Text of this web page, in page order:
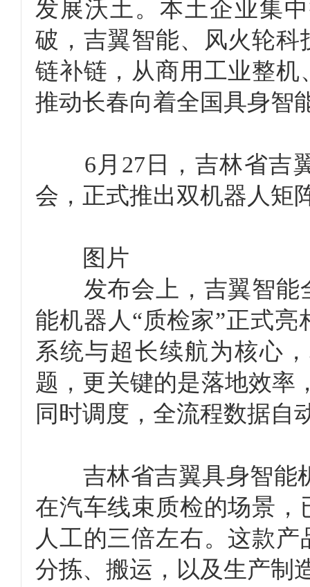
发展沃土。本土企业集
破，吉翼智能、风火轮
链补链，从商用工业整
推动长春向着全国具身智
6月27日，吉林省吉翼
会，正式推出双机器人矩
图片
发布会上，吉翼智能
能机器人“质检家”正式
系统与超长续航为核心
题，更关键的是落地效率
同时调度，全流程数据自
吉林省吉翼具身智能机
在汽车线束质检的场景
人工的三倍左右。这款
分拣、搬运，以及生产制